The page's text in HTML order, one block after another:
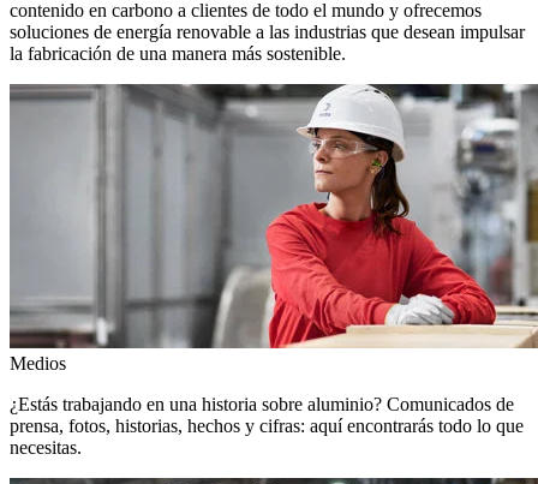
contenido en carbono a clientes de todo el mundo y ofrecemos
soluciones de energía renovable a las industrias que desean impulsar
la fabricación de una manera más sostenible.
Medios
¿Estás trabajando en una historia sobre aluminio? Comunicados de
prensa, fotos, historias, hechos y cifras: aquí encontrarás todo lo que
necesitas.